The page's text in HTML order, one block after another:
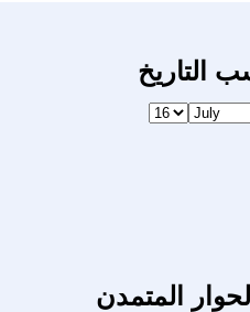
التاريخ
الحوار المتمدن